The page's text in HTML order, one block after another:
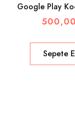
Google Play
500,00
Sepete